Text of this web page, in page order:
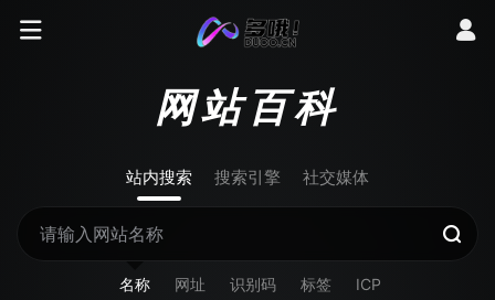
网站百科
站内搜索 搜索引擎 社交媒体
名称 网址 识别码 标签 ICP